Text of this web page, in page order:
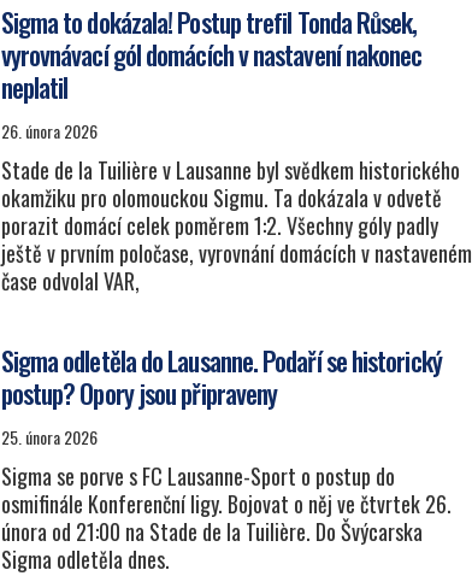
Sigma to dokázala! Postup trefil Tonda Růsek,
vyrovnávací gól domácích v nastavení nakonec
neplatil
26. února 2026
Stade de la Tuilière v Lausanne byl svědkem historického
okamžiku pro olomouckou Sigmu. Ta dokázala v odvetě
porazit domácí celek poměrem 1:2. Všechny góly padly
ještě v prvním poločase, vyrovnání domácích v nastaveném
čase odvolal VAR,
Sigma odletěla do Lausanne. Podaří se historický
postup? Opory jsou připraveny
25. února 2026
Sigma se porve s FC Lausanne-Sport o postup do
osmifinále Konferenční ligy. Bojovat o něj ve čtvrtek 26.
února od 21:00 na Stade de la Tuilière. Do Švýcarska
Sigma odletěla dnes.